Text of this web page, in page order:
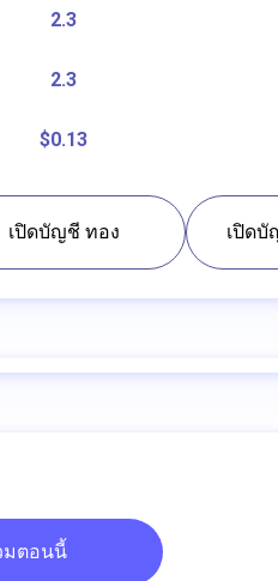
2.3
2.3
$0.13
เปิดบัญชี ทอง เปิด
มตอนนี้